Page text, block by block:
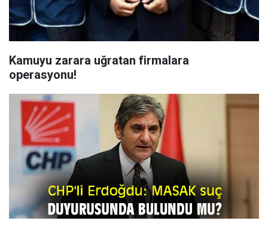
Kamuyu zarara uğratan firmalara
operasyonu!